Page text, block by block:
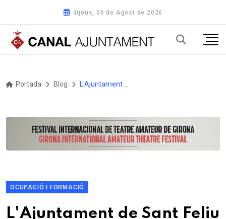
dijous, 06 de Agost de 2026
Portada Blog
OCUPACIÓ I FORMACIÓ
L'Ajuntament de Sant Feliu